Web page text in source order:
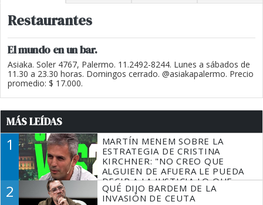
Restaurantes
El mundo en un bar.
Asiaka. Soler 4767, Palermo. 11.2492-8244. Lunes a sábados de
11.30 a 23.30 horas. Domingos cerrado. @asiakapalermo. Precio
promedio: $ 17.000.
MÁS LEÍDAS
1
MARTÍN MENEM SOBRE LA
ESTRATEGIA DE CRISTINA
KIRCHNER: "NO CREO QUE
ALGUIEN DE AFUERA LE PUEDA
DECIR A LA JUSTICIA LO QUE
TIENE QUE HACER"
2
QUÉ DIJO BARDEM DE LA
INVASIÓN DE CEUTA